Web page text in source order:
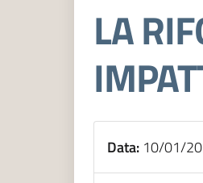
LA
Data: 10/01/